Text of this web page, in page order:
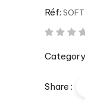
Réf:
Share :